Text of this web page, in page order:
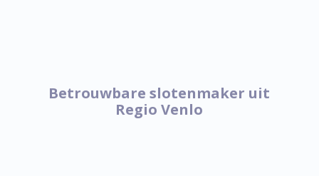
Betrouwbare slotenmaker uit
Regio Venlo